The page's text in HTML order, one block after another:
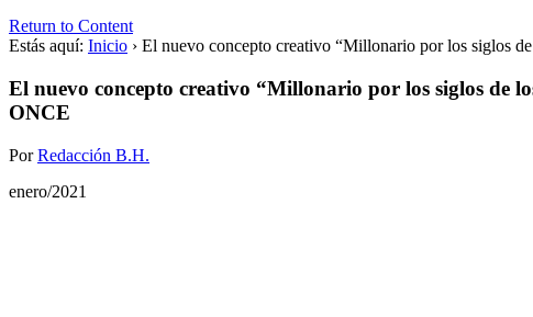
Return to Content
Estás aquí: Inicio › El nuevo concepto creativo “Millonario por los siglos
El nuevo concepto creativo “Millonario por los siglos de
ONCE
PorRedacción B.H.
enero/2021